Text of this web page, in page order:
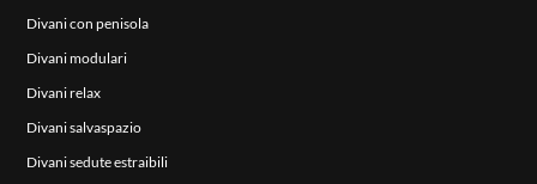
Divani con penisola
Divani modulari
Divani relax
Divani salvaspazio
Divani sedute estraibili